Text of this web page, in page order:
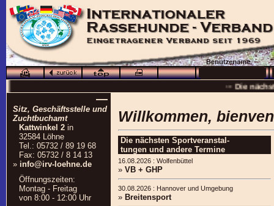
—
Sitz, Geschäftsstelle und
Zuchtbuchamt
Kattwinkel 2 in
32584 Löhne
Tel.: 05732 / 89 19 68
Fax: 05732 / 8 14 13
» info@irv-loehne.de
Öffnungszeiten:
Montag - Freitag
von 8:00 - 12:00 Uhr
Willkommen,
Die nächsten Sportveranstal-
tungen und andere Termine
16.08.2026 : Wolfenbüttel
» VB + GHP
30.08.2026 : Hannover und Umgebung
» Breitensport
···
··· Die
···
··· Besuchen Sie